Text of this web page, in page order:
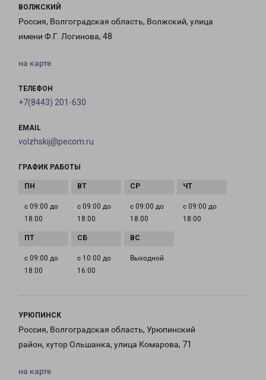
ВОЛЖСКИЙ
Россия, Волгоградская область, Волжский, улица
имени Ф.Г. Логинова, 48
на карте
ТЕЛЕФОН
+7(8443) 201-630
EMAIL
volzhskij@pecom.ru
ГРАФИК РАБОТЫ
с 09:00 до
18:00
с 09:00 до
18:00
с 09:00 до
18:00
с 09:00 до
18:00
с 09:00 до
18:00
с 10:00 до
16:00
Выходной
УРЮПИНСК
Россия, Волгоградская область, Урюпинский
район, хутор Ольшанка, улица Комарова, 71
на карте